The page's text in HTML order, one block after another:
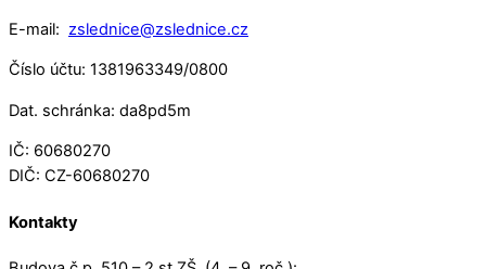
E-mail: zslednice@zslednice.cz
Číslo účtu: 1381963349/0800
Dat. schránka: da8pd5m
IČ: 60680270
DIČ: CZ-60680270
Kontakty